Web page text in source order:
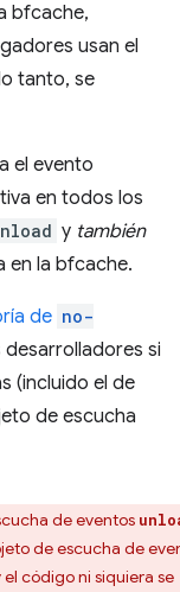
bfcache,
usan el
tanto, se
el evento
en todos los
y también
en la bfcache.
de no-
si
(incluido el de
de escucha
de eventos
de escucha de
código ni siquiera se